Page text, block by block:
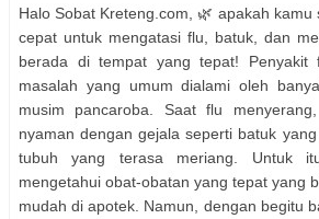
Halo Sobat Kreteng.com, 🌿 apakah kamu
cepat untuk mengatasi flu, batuk, dan
berada di tempat yang tepat! Penyakit
masalah yang umum dialami oleh
musim pancaroba. Saat flu
nyaman dengan gejala seperti batuk
tubuh yang terasa meriang. Untuk
mengetahui obat-obatan yang tepat yang
mudah di apotek. Namun, dengan begitu